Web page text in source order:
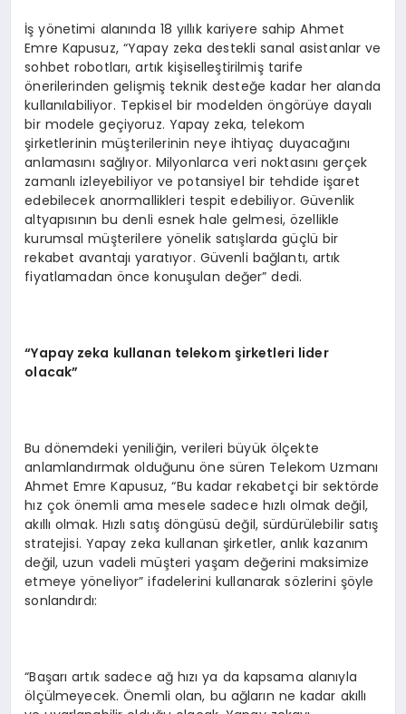
İş yönetimi alanında 18 yıllık kariyere sahip Ahmet
Emre Kapusuz, “Yapay zeka destekli sanal asistanlar ve
sohbet robotları, artık kişiselleştirilmiş tarife
önerilerinden gelişmiş teknik desteğe kadar her alanda
kullanılabiliyor. Tepkisel bir modelden öngörüye dayalı
bir modele geçiyoruz. Yapay zeka, telekom
şirketlerinin müşterilerinin neye ihtiyaç duyacağını
anlamasını sağlıyor. Milyonlarca veri noktasını gerçek
zamanlı izleyebiliyor ve potansiyel bir tehdide işaret
edebilecek anormallikleri tespit edebiliyor. Güvenlik
altyapısının bu denli esnek hale gelmesi, özellikle
kurumsal müşterilere yönelik satışlarda güçlü bir
rekabet avantajı yaratıyor. Güvenli bağlantı, artık
fiyatlamadan önce konuşulan değer” dedi.
“Yapay zeka kullanan telekom şirketleri lider
olacak”
Bu dönemdeki yeniliğin, verileri büyük ölçekte
anlamlandırmak olduğunu öne süren Telekom Uzmanı
Ahmet Emre Kapusuz, “Bu kadar rekabetçi bir sektörde
hız çok önemli ama mesele sadece hızlı olmak değil,
akıllı olmak. Hızlı satış döngüsü değil, sürdürülebilir satış
stratejisi. Yapay zeka kullanan şirketler, anlık kazanım
değil, uzun vadeli müşteri yaşam değerini maksimize
etmeye yöneliyor” ifadelerini kullanarak sözlerini şöyle
sonlandırdı:
“Başarı artık sadece ağ hızı ya da kapsama alanıyla
ölçülmeyecek. Önemli olan, bu ağların ne kadar akıllı